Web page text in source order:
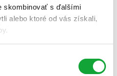
skombinovať s ďalšími
alebo ktoré od vás získali,